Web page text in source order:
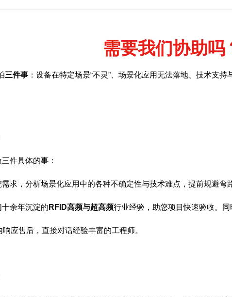
需要我们协助吗
三件事 ：设备在特定场景“不灵”、场景化应用无法落地、技术支
件具体的事：
需求，分析场景化应用中的各种不确定性与技术难点，提前规避弯
十余年沉淀的 RFID高频与超高频行业经验，助您项目快速验收。同
响应售后，直接对话经验丰富的工程师。